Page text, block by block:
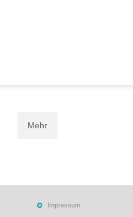
Mehr
Impressum